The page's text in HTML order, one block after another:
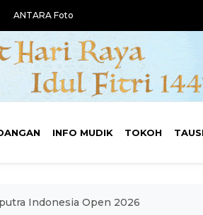
ANTARA Foto
INFO MUDIK TOKOH
Indonesia Open 2026